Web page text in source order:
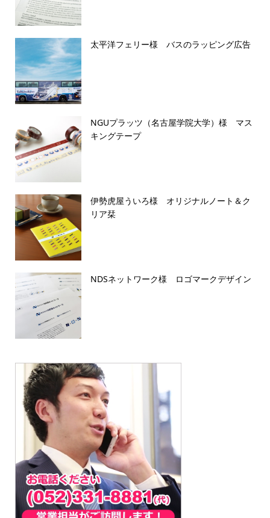
太平洋フェリー様 バスのラッピング広告
NGUプラッツ（名古屋学院大学）様 マス
キングテープ
伊勢虎屋ういろ様 オリジナルノート＆ク
リア栞
NDSネットワーク様 ロゴマークデザイン